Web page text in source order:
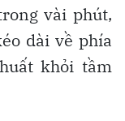
vài phút,
dài về phía
khỏi tầm